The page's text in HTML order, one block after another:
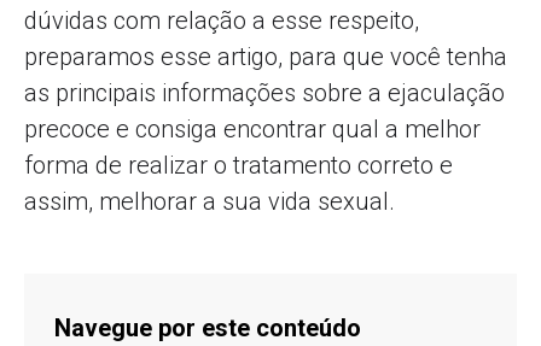
dúvidas com relação a esse respeito,
preparamos esse artigo, para que você tenha
as principais informações sobre a ejaculação
precoce e consiga encontrar qual a melhor
forma de realizar o tratamento correto e
assim, melhorar a sua vida sexual.
Navegue por este conteúdo